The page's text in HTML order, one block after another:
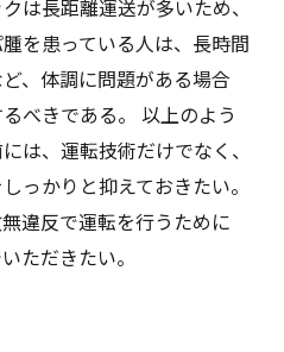
は長距離運送が多いため、
を患っている人は、長時間
、体調に問題がある場合
べきである。 以上のよう
は、運転技術だけでなく、
っかりと抑えておきたい。
違反で運転を行うために
ただきたい。